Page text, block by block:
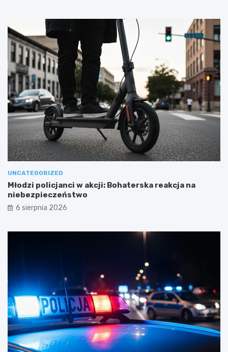
UNCATEGORIZED
Młodzi policjanci w akcji: Bohaterska reakcja na
niebezpieczeństwo
6 sierpnia 2026